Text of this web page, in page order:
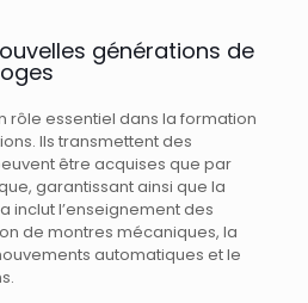
générations de
rôle essentiel dans la formation
Ils transmettent des
être acquises que par
garantissant ainsi que la
inclut l’enseignement des
de montres mécaniques, la
automatiques et le